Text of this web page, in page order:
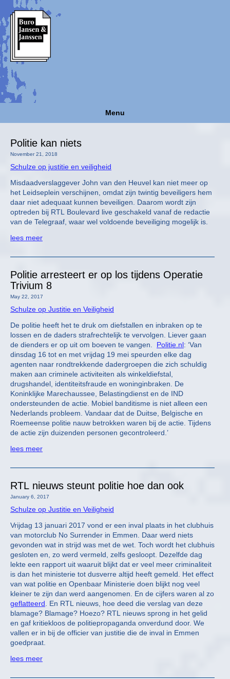
Menu
Politie kan niets
November 21, 2018
Schulze op justitie en veiligheid
Misdaadverslaggever John van den Heuvel kan niet meer op
het Leidseplein verschijnen, omdat zijn twintig beveiligers hem
daar niet adequaat kunnen beveiligen. Daarom wordt zijn
optreden bij RTL Boulevard live geschakeld vanaf de redactie
van de Telegraaf, waar wel voldoende beveiliging mogelijk is.
lees meer
Politie arresteert er op los tijdens Operatie
Trivium 8
May 22, 2017
Schulze op Justitie en Veiligheid
De politie heeft het te druk om diefstallen en inbraken op te
lossen en de daders strafrechtelijk te vervolgen. Liever gaan
de dienders er op uit om boeven te vangen. Politie.nl: ‘Van
dinsdag 16 tot en met vrijdag 19 mei speurden elke dag
agenten naar rondtrekkende dadergroepen die zich schuldig
maken aan criminele activiteiten als winkeldiefstal,
drugshandel, identiteitsfraude en woninginbraken. De
Koninklijke Marechaussee, Belastingdienst en de IND
ondersteunden de actie. Mobiel banditisme is niet alleen een
Nederlands probleem. Vandaar dat de Duitse, Belgische en
Roemeense politie nauw betrokken waren bij de actie. Tijdens
de actie zijn duizenden personen gecontroleerd.’
lees meer
RTL nieuws steunt politie hoe dan ook
January 6, 2017
Schulze op Justitie en Veiligheid
Vrijdag 13 januari 2017 vond er een inval plaats in het clubhuis
van motorclub No Surrender in Emmen. Daar werd niets
gevonden wat in strijd was met de wet. Toch wordt het clubhuis
gesloten en, zo werd vermeld, zelfs gesloopt. Dezelfde dag
lekte een rapport uit waaruit blijkt dat er veel meer criminaliteit
is dan het ministerie tot dusverre altijd heeft gemeld. Het effect
van wat politie en Openbaar Ministerie doen blijkt nog veel
kleiner te zijn dan werd aangenomen. En de cijfers waren al zo
geflatteerd . En RTL nieuws, hoe deed die verslag van deze
blamage? Blamage? Hoezo? RTL nieuws sprong in het gelid
en gaf kritiekloos de politiepropaganda onverdund door. We
vallen er in bij de officier van justitie die de inval in Emmen
goedpraat.
lees meer